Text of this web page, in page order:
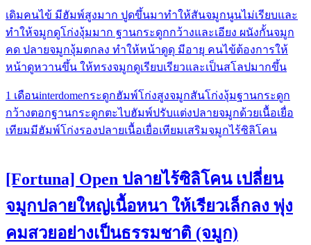
เดิมคนไข้ มีฮัมพ์สูงมาก ปูดขึ้นมาทำให้สันจมูกนูนไม่เรียบและ
ทำให้จมูกดูโก่งงุ้มมาก ฐานกระดูกกว้างและเอียง ผนังกั้นจมูก
คด ปลายจมูกงุ้มตกลง ทำให้หน้าดูดุ มีอายุ คนไข้ต้องการให้
หน้าดูหวานขึ้น ให้ทรงจมูกดูเรียบเรียวและเป็นสโลปมากขึ้น
1 เดือนinterdomeกระดูกฮัมพ์โก่งสูงจมูกสันโก่งงุ้มฐานกระดูก
กว้างตอกฐานกระดูกตะไบฮัมพ์ปรับแต่งปลายจมูกด้วยเนื้อเยื่อ
เทียมมีฮัมพ์โก่งรองปลายเนื้อเยื่อเทียมเสริมจมูกไร้ซิลิโคน
[Fortuna] Open ปลายไร้ซิลิโคน เปลี่ยน
จมูกปลายใหญ่เนื้อหนา ให้เรียวเล็กลง พุ่ง
คมสวยอย่างเป็นธรรมชาติ (จมูก)